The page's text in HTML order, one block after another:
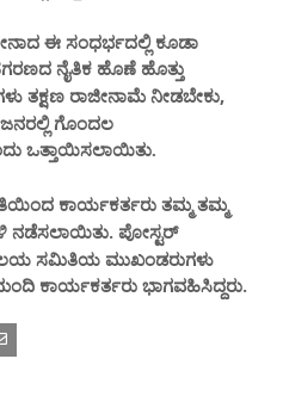
ಈ ಸಂಧರ್ಭದಲ್ಲಿ ಕೂಡಾ
ನೈತಿಕ ಹೊಣೆ ಹೊತ್ತು
ತಕ್ಷಣ ರಾಜೀನಾಮೆ ನೀಡಬೇಕು,
ಗೊಂದಲ
ಒತ್ತಾಯಿಸಲಾಯಿತು.
ಕಾರ್ಯಕರ್ತರು ತಮ್ಮ ತಮ್ಮ
ನಡೆಸಲಾಯಿತು. ಪೋಸ್ಟರ್
ಸಮಿತಿಯ ಮುಖಂಡರುಗಳು‌
ಕಾರ್ಯಕರ್ತರು ‌ಭಾಗವಹಿಸಿದ್ದರು.